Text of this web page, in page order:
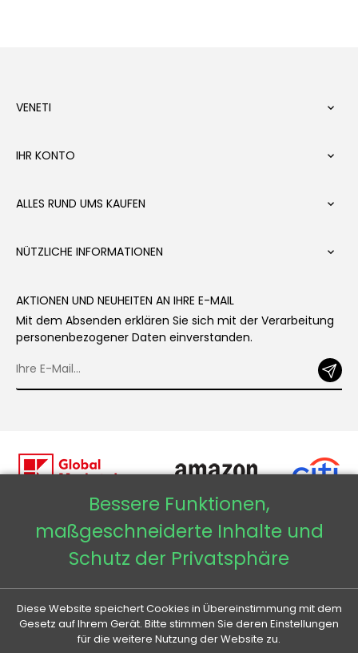
VENETI 
IHR KONTO 
ALLES RUND UMS KAUFEN 
NÜTZLICHE INFORMATIONEN 
AKTIONEN UND NEUHEITEN AN IHRE E-MAIL
Mit dem Absenden erklären Sie sich mit der Verarbeitung
personenbezogener Daten einverstanden.
Veneti CZ
Bessere Funktionen,
maßgeschneiderte Inhalte und
Schutz der Privatsphäre
Diese Website speichert Cookies in Übereinstimmung mit dem
Gesetz auf Ihrem Gerät. Bitte stimmen Sie deren Einstellungen
für die weitere Nutzung der Website zu.